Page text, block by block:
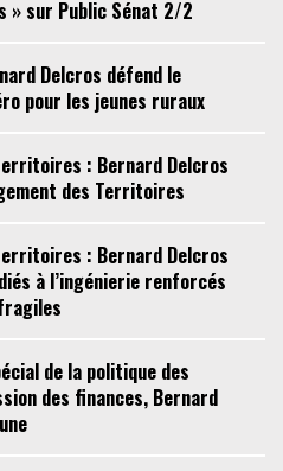
» sur Public Sénat 2/2
Delcros défend le
pour les jeunes ruraux
: Bernard Delcros
des Territoires
: Bernard Delcros
à l’ingénierie renforcés
de la politique des
des finances, Bernard